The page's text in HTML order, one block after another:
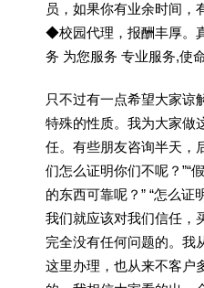
员，如果你有业余时间，
◆校园代理，报酬丰厚。
务 为您服务 专业服务,使
只不过有一点希望大家谅
特殊的性质。我为大家做
任。有些朋友咨询半天，
们怎么证明你们不呢？”“
的东西可靠呢？” “怎么证
我们就应该对我们信任，
完全没有任何问题的。我
这里办理，也从来不客户